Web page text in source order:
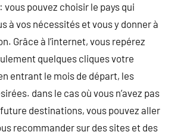
pouvez choisir le pays qui
à vos nécessités et vous y donner à
Grâce à l’internet, vous repérez
quelques cliques votre
entrant le mois de départ, les
dans le cas où vous n’avez pas
future destinations, vous pouvez aller
recommander sur des sites et des